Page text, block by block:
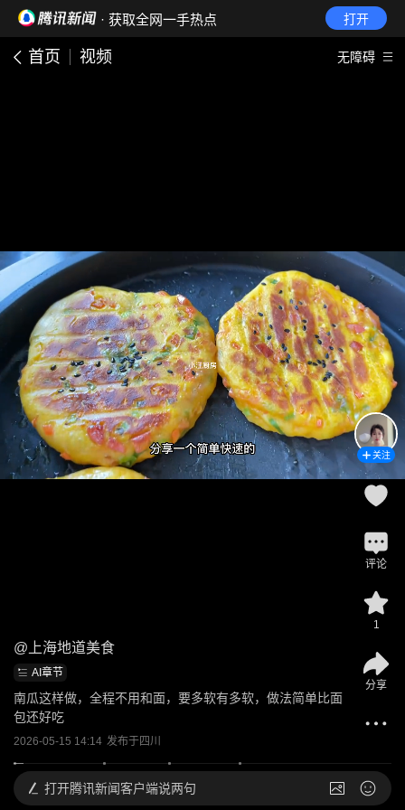
· 获取全网一手热点 打开
首页 视频 无障碍
@ 上海地道美食
AI章节
南瓜这样做，全程不用和面，要多软有多软，做法简单比面
包还好吃
2026-05-15 14:14 发布于四川
关注
评论
1
分享
打开腾讯新闻客户端说两句